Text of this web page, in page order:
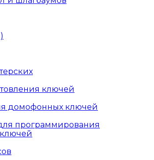
ключей
домофонных ключей
программирования